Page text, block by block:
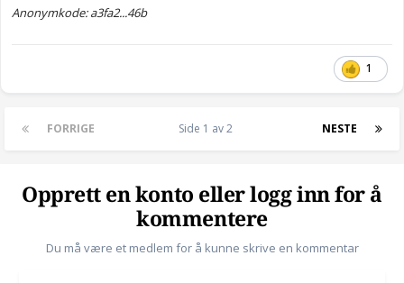
rekkevidde. Det kan være langturer på (9 timer), med pauser
selvfølgelig.
Det hadde vært et pluss med firehjulstrekk, mulighet for takboks.
bruke så mye på bil. Har ingen problem med å kjøpe brukt heller.
formålet. Takk på forhånd!
Anonymkode: 0a42c...6ea
Anonymkode: a3fa2...46b
1
FORRIGE NESTE
Side 1 av 2
Opprett en konto eller logg inn for å
kommentere
Du må være et medlem for å kunne skrive en kommentar